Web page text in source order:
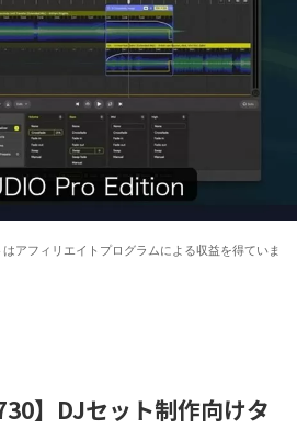
はアフィリエイトプログラムによる収益を得ていま
】DJセット制作向けタ